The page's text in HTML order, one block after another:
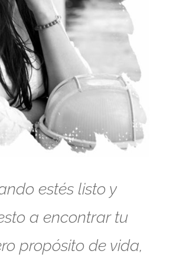
estés listo y
a encontrar tu
propósito de vida,